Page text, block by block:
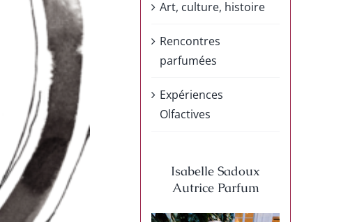
Art, culture, histoire
Rencontres
parfumées
Expériences
Olfactives
Isabelle Sadoux
Autrice Parfum